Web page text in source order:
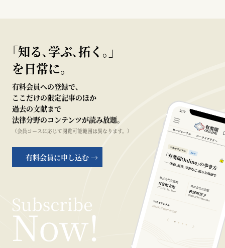
｢知る､学ぶ､拓く｡｣
を日常に。
有料会員への登録で、
ここだけの限定記事のほか
過去の文献まで
法律分野のコンテンツが読み放題。
（会員コースに応じて閲覧可能範囲は異なります。）
有料会員に申し込む →